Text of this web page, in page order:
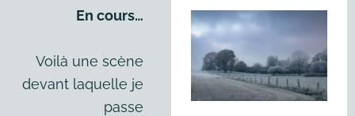
En cours…
Voilà une scène
devant laquelle je
passe